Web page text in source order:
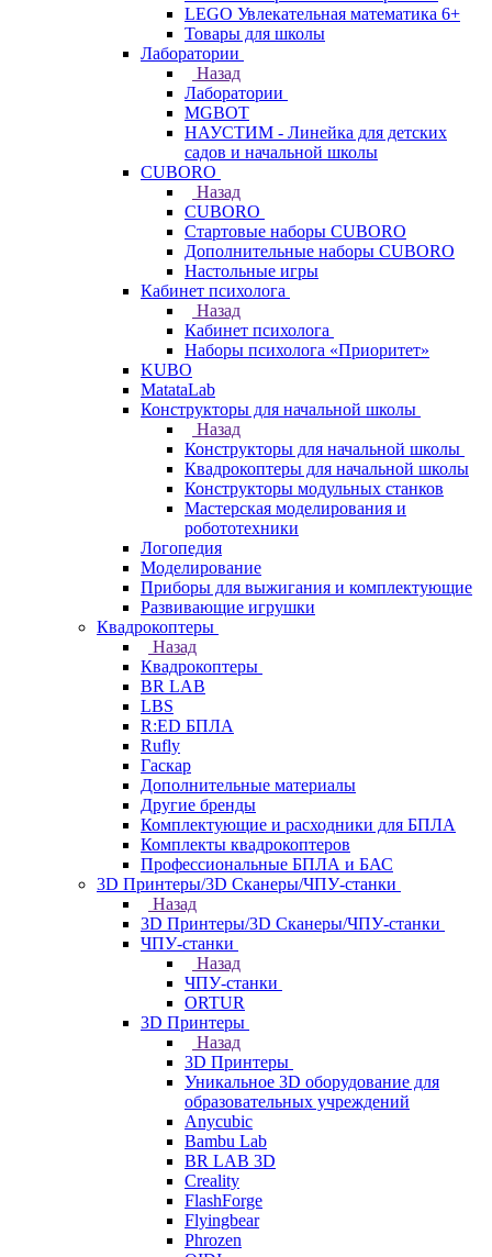
LEGO Увлекательная математика 6+
Товары для школы
Лаборатории
Назад
Лаборатории
MGBOT
НАУСТИМ - Линейка для детских
садов и начальной школы
CUBORO
Назад
CUBORO
Стартовые наборы CUBORO
Дополнительные наборы CUBORO
Настольные игры
Кабинет психолога
Назад
Кабинет психолога
Наборы психолога «Приоритет»
KUBO
MatataLab
Конструкторы для начальной школы
Назад
Конструкторы для начальной школы
Квадрокоптеры для начальной школы
Конструкторы модульных станков
Мастерская моделирования и
робототехники
Логопедия
Моделирование
Приборы для выжигания и комплектующие
Развивающие игрушки
Квадрокоптеры
Назад
Квадрокоптеры
BR LAB
LBS
R:ED БПЛА
Rufly
Гаскар
Дополнительные материалы
Другие бренды
Комплектующие и расходники для БПЛА
Комплекты квадрокоптеров
Профессиональные БПЛА и БАС
3D Принтеры/3D Сканеры/ЧПУ-станки
Назад
3D Принтеры/3D Сканеры/ЧПУ-станки
ЧПУ-станки
Назад
ЧПУ-станки
ORTUR
3D Принтеры
Назад
3D Принтеры
Уникальное 3D оборудование для
образовательных учреждений
Anycubic
Bambu Lab
BR LAB 3D
Creality
FlashForge
Flyingbear
Phrozen